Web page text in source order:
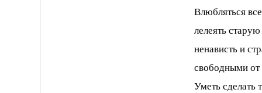
Влюбляться
лелеять
ненависть и
свободными
Уметь сделать